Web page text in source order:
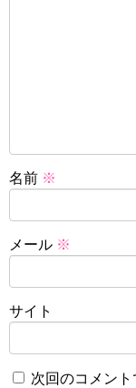
名前 ※
メール ※
サイト
次回のコメン